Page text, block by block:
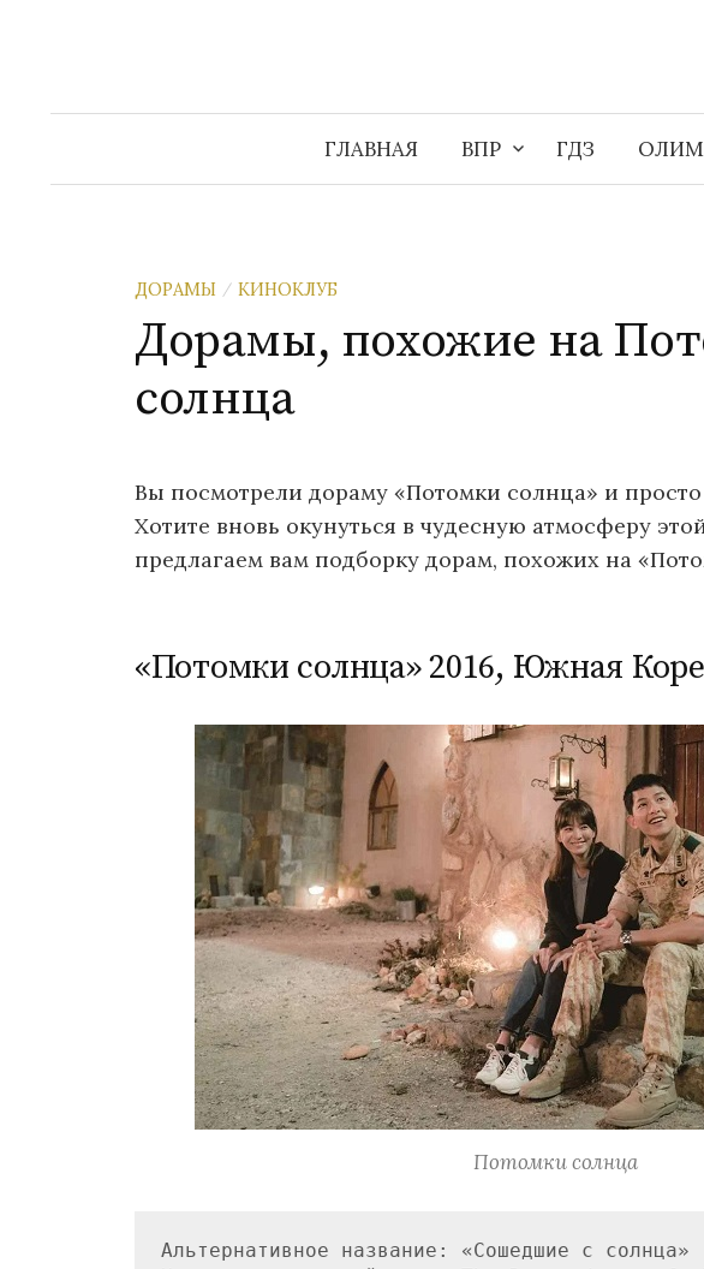
ГЛАВНАЯ ВПР ГДЗ
ДОРАМЫ / КИНОКЛУБ
Дорамы, похожие на
солнца
Вы посмотрели дораму «Потомки солнца» и
Хотите вновь окунуться в чудесную атмосферу
предлагаем вам подборку дорам, похожих на
«Потомки солнца» 2016, Южная
Потомки солнца
Альтернативное название: «Сошедшие с солнца»